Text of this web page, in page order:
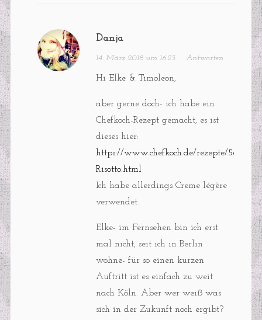
Danja
14. März 2018 um 16:23· Antworten
Hi Elke & Timoleon,
aber gerne doch- ich habe ein
Chefkoch-Rezept gemacht, es ist
dieses hier:
https://www.chefkoch.de/rezepte/
Risotto.html
Ich habe allerdings Creme légère
verwendet.
Elke- im Fernsehen bin ich erst
mal nicht, seit ich in Berlin
wohne- für so einen kurzen
Auftritt ist es einfach zu weit
nach Köln. Aber wer weiß was
sich in der Zukunft noch ergibt?